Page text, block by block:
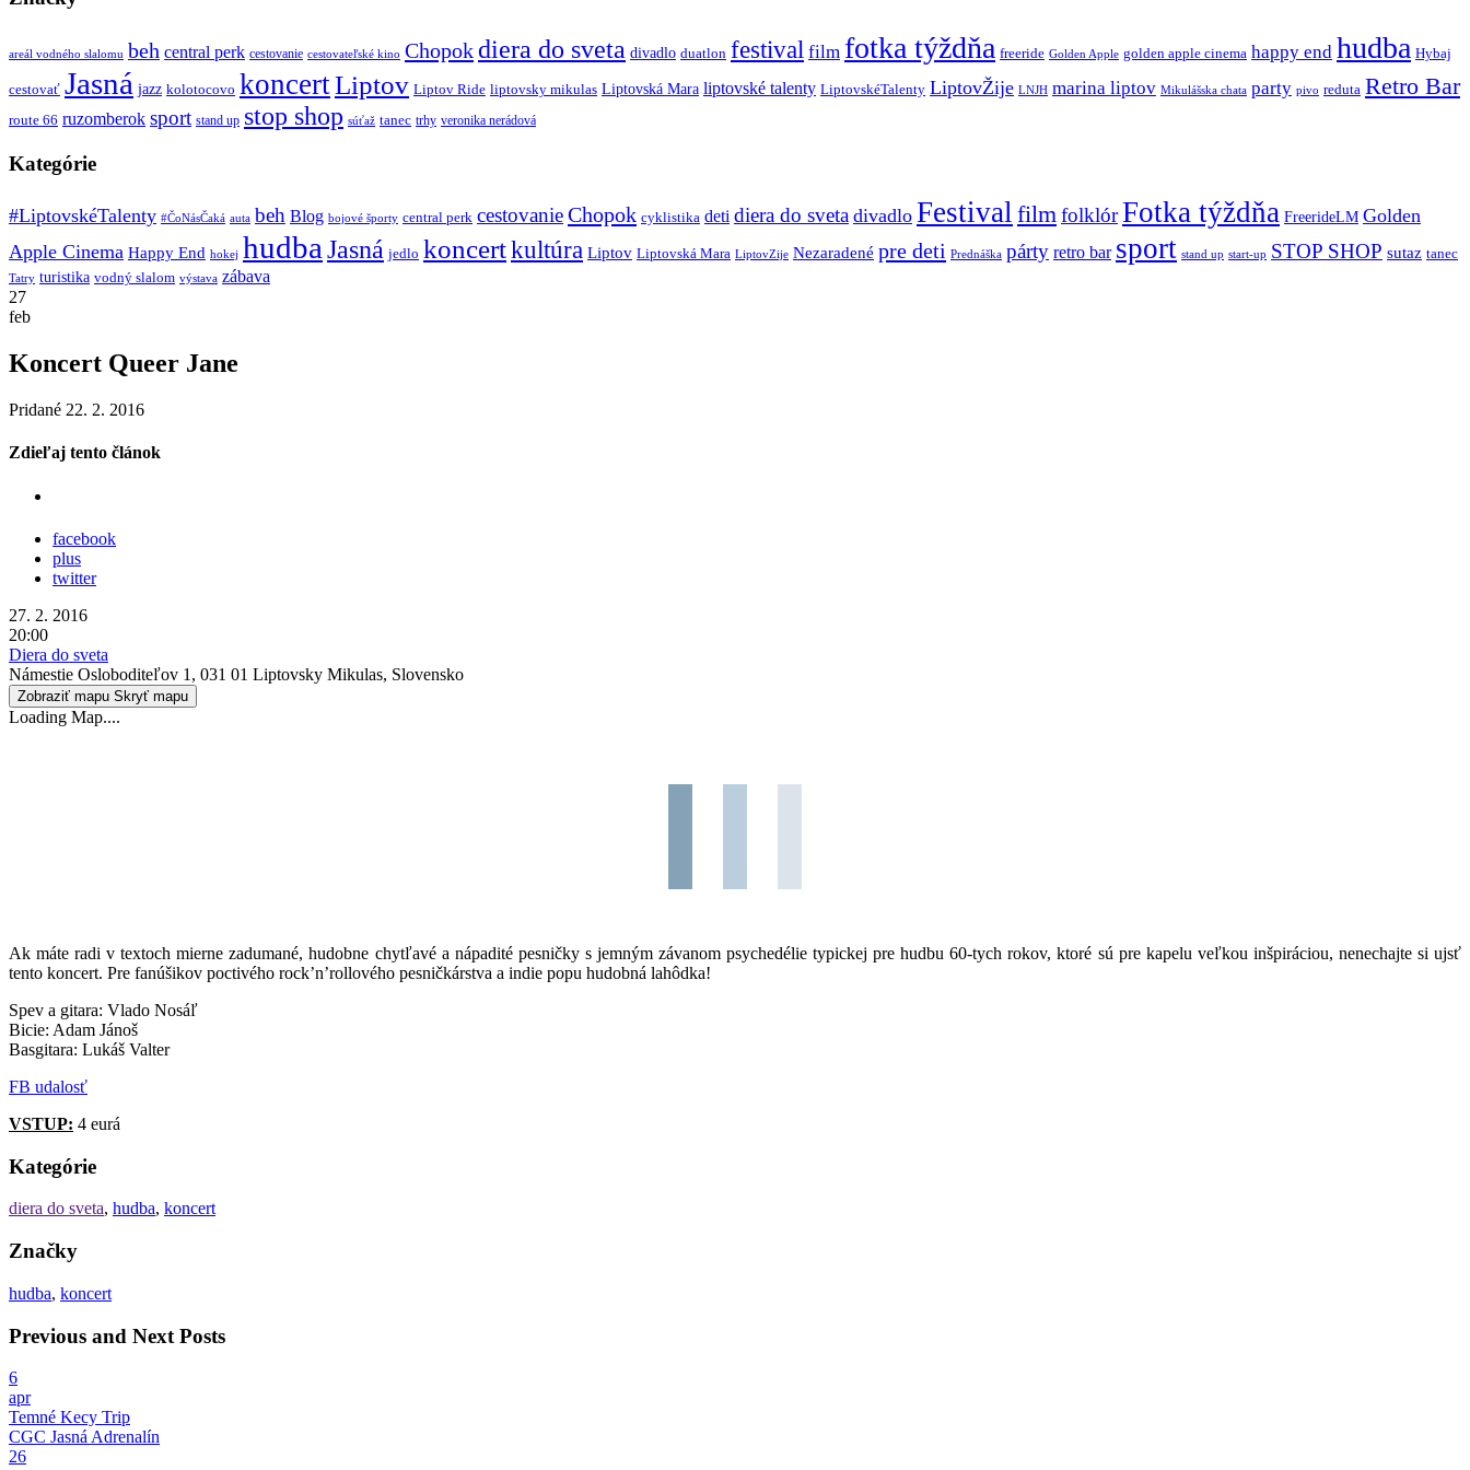
areál vodného slalomu beh central perk cestovanie cestovateľské kino Chopokdiera do sveta divadlo duatlon festival film fotka týždňa freeride Golden Apple golden apple cinema happy end hudba Hybaj
cestovať Jasná jazz kolotocovo koncertLiptov Liptov Ride liptovsky mikulas Liptovská Mara liptovské talenty LiptovskéTalenty LiptovŽije LNJH marina liptov Mikulášska chata party pivo reduta Retro Bar
route 66 ruzomberok sport stand up stop shop súťaž tanec trhy veronika nerádová
Kategórie
#LiptovskéTalenty #ČoNásČaká auta beh Blog bojové športy central perk cestovanieChopok cyklistika deti diera do sveta divadlo Festival filmfolklórFotka týždňa FreerideLM Golden
Apple Cinema Happy End hokej hudba Jasná jedlo koncertkultúra Liptov Liptovská Mara LiptovZije Nezaradené pre deti Prednáška párty retro bar sport stand up start-up STOP SHOP sutaz tanec
Tatry turistika vodný slalom výstava zábava
27
feb
Koncert Queer Jane
Pridané 22. 2. 2016
Zdieľaj tento článok
facebook
plus
twitter
27. 2. 2016
20:00
Diera do sveta
Námestie Osloboditeľov 1, 031 01 Liptovsky Mikulas, Slovensko
Zobraziť mapu Skryť mapu
Loading Map....
Ak máte radi v textoch mierne zadumané, hudobne chytľavé a nápadité pesničky s jemným závanom psychedélie typickej pre hudbu 60-tych rokov, ktoré sú pre kapelu veľkou inšpiráciou, nenechajte si ujsť
tento koncert. Pre fanúšikov poctivého rock’n’rollového pesničkárstva a indie popu hudobná lahôdka!
Spev a gitara: Vlado Nosáľ
Bicie: Adam Jánoš
Basgitara: Lukáš Valter
FB udalosť
VSTUP: 4 eurá
Kategórie
diera do sveta, hudba, koncert
Značky
hudba, koncert
Previous and Next Posts
6
apr
Temné Kecy Trip
CGC Jasná Adrenalín
26